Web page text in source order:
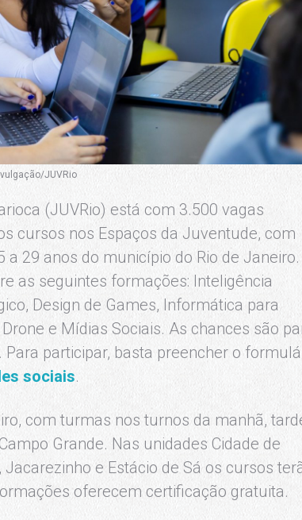
JUVRio
(JUVRio) está com 3.500 vagas
cursos nos Espaços da Juventude, com
29 anos do município do Rio de Janeiro.
as seguintes formações: Inteligência
Design de Games, Informática para
e Mídias Sociais. As chances são
participar, basta preencher o
sociais.
com turmas nos turnos da manhã,
Grande. Nas unidades Cidade de
e Estácio de Sá os cursos
oferecem certificação gratuita.